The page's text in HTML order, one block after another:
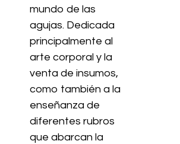
mundo de las
agujas. Dedicada
principalmente al
arte corporal y la
venta de insumos,
como también a la
enseñanza de
diferentes rubros
que abarcan la